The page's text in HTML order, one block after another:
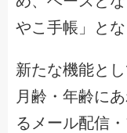
やこ手帳」とな
新たな機能と
月齢・年齢に
るメール配信